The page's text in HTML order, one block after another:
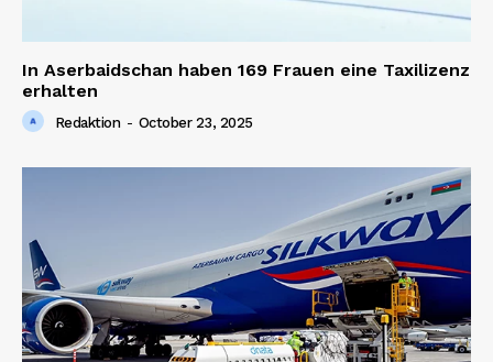
In Aserbaidschan haben 169 Frauen eine Taxilizenz
erhalten
Redaktion - October 23, 2025